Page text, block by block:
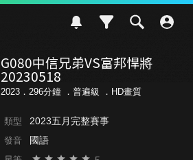
G080中信兄弟VS富邦悍將
20230518
2023．296分鐘 ． 普遍級 ．HD畫質
類型 2023五月完整賽事
發音 國語